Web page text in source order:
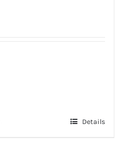
Details